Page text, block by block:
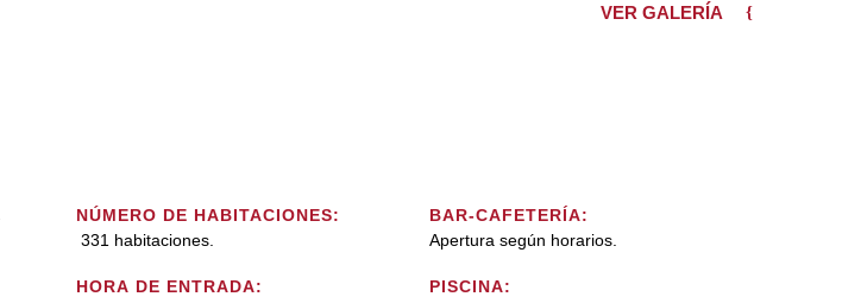
VER GALERÍA
NÚMERO DE HABITACIONES:
331 habitaciones.
HORA DE ENTRADA:
BAR-CAFETERÍA:
Apertura según horarios.
PISCINA: